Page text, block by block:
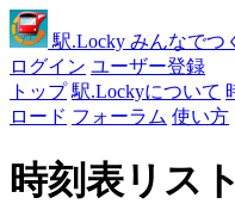
駅.Locky みんなでつ
ログイン ユーザー登録
トップ 駅.Lockyについて
ロード フォーラム 使い方
時刻表リスト